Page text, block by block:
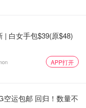
| 白女手包$39(原$48)
APP打开
空运包邮 回归！数量不